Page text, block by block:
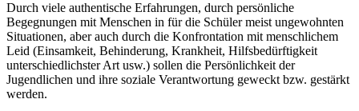
Durch viele authentische Erfahrungen, durch persönliche
Begegnungen mit Menschen in für die Schüler meist ungewohnten
Situationen, aber auch durch die Konfrontation mit menschlichem
Leid (Einsamkeit, Behinderung, Krankheit, Hilfsbedürftigkeit
unterschiedlichster Art usw.) sollen die Persönlichkeit der
Jugendlichen und ihre soziale Verantwortung geweckt bzw. gestärkt
werden.